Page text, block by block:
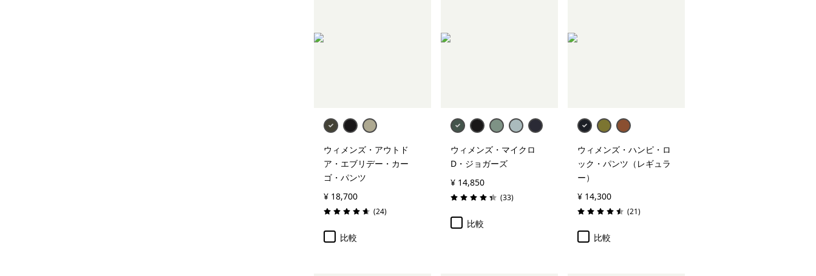
ウィメンズ・アウトド
ア・エブリデー・カー
ゴ・パンツ
¥ 18,700
評価: 4.6 / 5 (24レビュー
)
比較
ウィメンズ・マイクロ
D・ジョガーズ
¥ 14,850
評価: 4.3 / 5 (33レビュー
)
比較
ウィメンズ・ハンピ・ロ
ック・パンツ（レギュラ
ー）
¥ 14,300
評価: 4.5 / 5 (21レビュー
)
比較